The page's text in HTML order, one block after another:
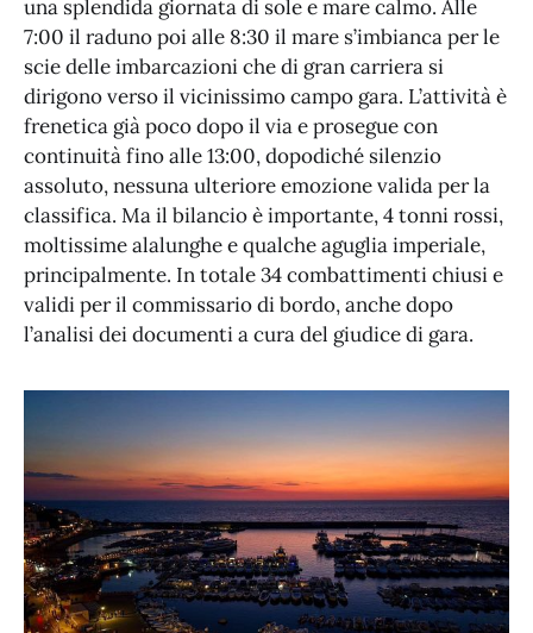
una splendida giornata di sole e mare calmo. Alle
7:00 il raduno poi alle 8:30 il mare s’imbianca per le
scie delle imbarcazioni che di gran carriera si
dirigono verso il vicinissimo campo gara. L’attività è
frenetica già poco dopo il via e prosegue con
continuità fino alle 13:00, dopodiché silenzio
assoluto, nessuna ulteriore emozione valida per la
classifica. Ma il bilancio è importante, 4 tonni rossi,
moltissime alalunghe e qualche aguglia imperiale,
principalmente. In totale 34 combattimenti chiusi e
validi per il commissario di bordo, anche dopo
l’analisi dei documenti a cura del giudice di gara.